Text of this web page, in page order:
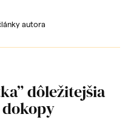
autora
dôležitejšia